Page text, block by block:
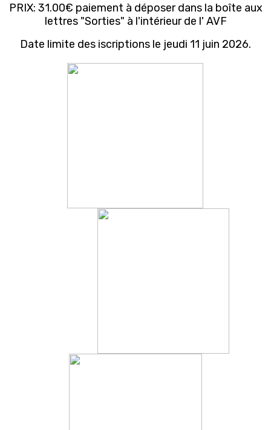
PRIX: 31.00€ paiement à déposer dans la boîte aux
lettres "Sorties" à l'intérieur de l' AVF
Date limite des iscriptions le jeudi 11 juin 2026.